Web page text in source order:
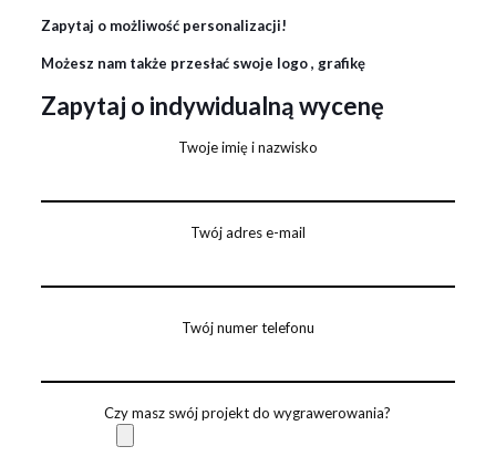
Zapytaj o możliwość personalizacji!
Możesz nam także przesłać swoje logo , grafikę
Zapytaj o indywidualną wycenę
Twoje imię i nazwisko
Twój adres e-mail
Twój numer telefonu
Czy masz swój projekt do wygrawerowania?